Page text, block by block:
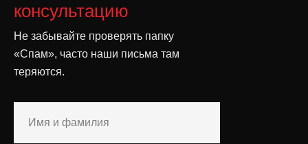
консультацию
Не забывайте проверять папку
«Спам», часто наши письма там
теряются.